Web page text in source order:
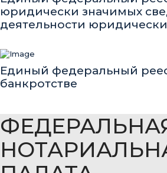
юридически значимых
деятельности
Единый федеральный
банкротстве